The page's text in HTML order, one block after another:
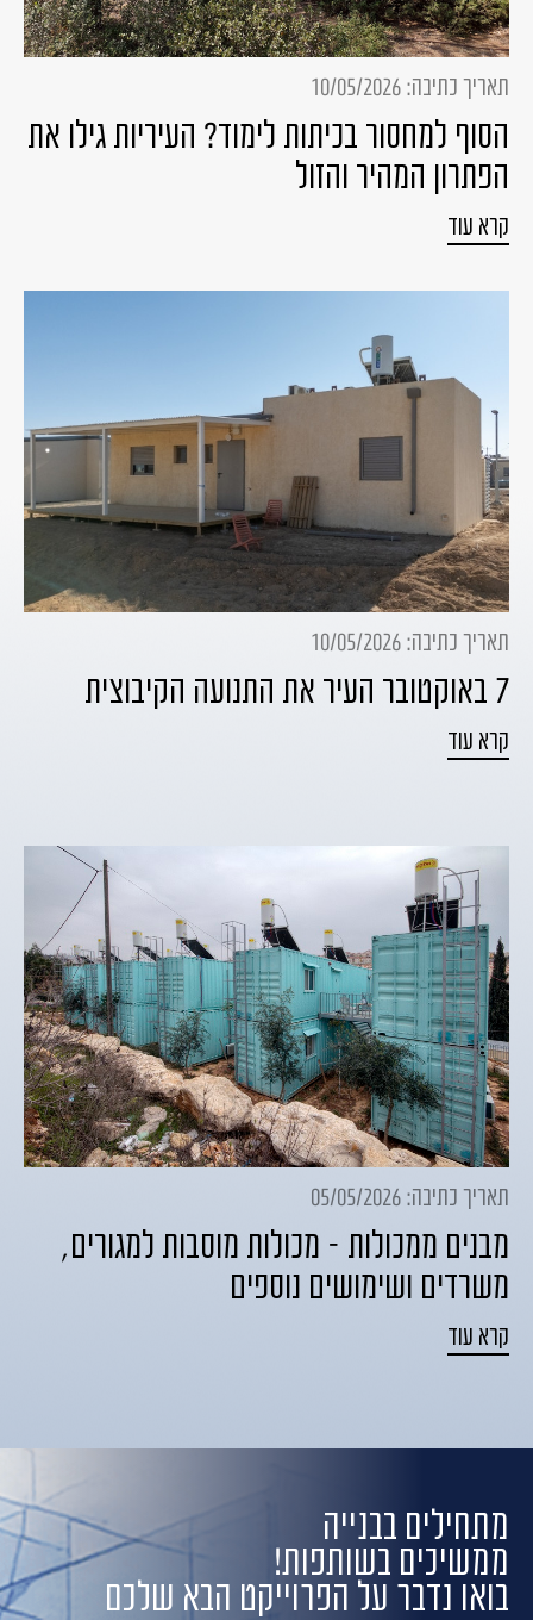
תאריך כתיבה: 10/05/2026
הסוף למחסור בכיתות לימוד? העיריות גילו את
הפתרון המהיר והזול
קרא עוד
תאריך כתיבה: 10/05/2026
7 באוקטובר העיר את התנועה הקיבוצית
קרא עוד
תאריך כתיבה: 05/05/2026
מבנים ממכולות – מכולות מוסבות למגורים,
משרדים ושימושים נוספים
קרא עוד
מתחילים בבנייה
ממשיכים בשותפות!
בואו נדבר על הפרוייקט הבא שלכם